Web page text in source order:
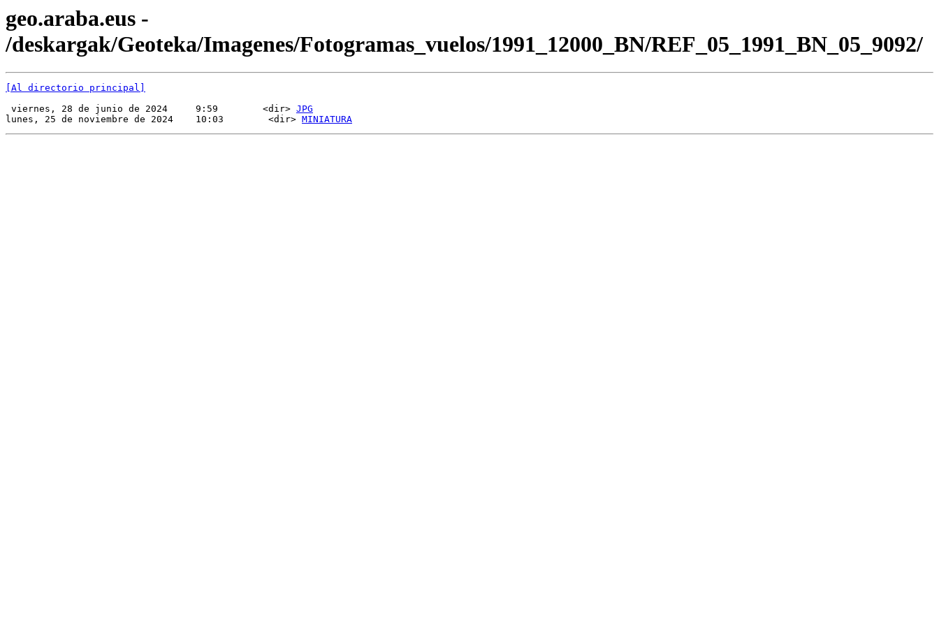
geo.araba.eus -
/deskargak/Geoteka/Imagenes/Fotogramas_vuelos/1991_12000_BN/REF_05_1991_BN_05_9092/
[Al directorio principal]
viernes, 28 de junio de 2024     9:59        <dir> JPG
lunes, 25 de noviembre de 2024    10:03        <dir> MINIATURA